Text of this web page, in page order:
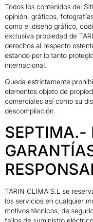
Todos los contenidos del
opinión, gráficos,
como el diseño gráfico,
exclusiva propiedad de
derechos al respecto
estando por lo tanto
internacional.
Queda estrictamente
elementos objeto de
comerciales así como su
descompilación.
SEPTIMA.-
TARIN CLIMA S.L se
los servicios en cualquier
motivos técnicos, de
fallos de suministro